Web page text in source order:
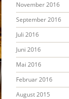
November 2016
September 2016
Juli 2016
Juni 2016
Mai 2016
Februar 2016
August 2015